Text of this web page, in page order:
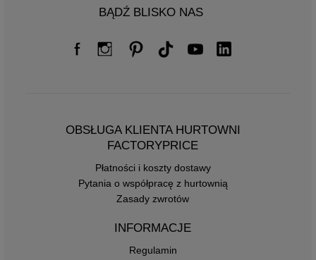
BĄDŹ BLISKO NAS
OBSŁUGA KLIENTA HURTOWNI
FACTORYPRICE
Płatności i koszty dostawy
Pytania o współpracę z hurtownią
Zasady zwrotów
INFORMACJE
Regulamin